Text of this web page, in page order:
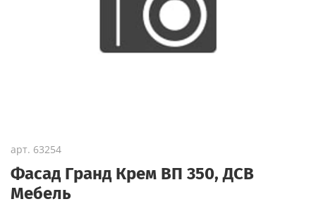
арт. 63254
Фасад Гранд Крем ВП 350, ДСВ
Мебель